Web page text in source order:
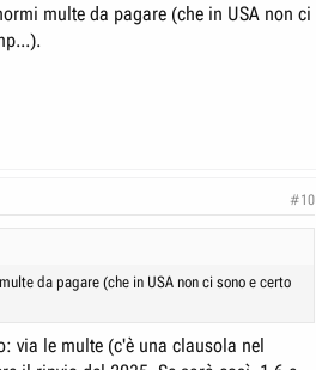
multe da pagare (che in USA non ci
#10
da pagare (che in USA non ci sono e certo
via le multe (c'è una clausola nel